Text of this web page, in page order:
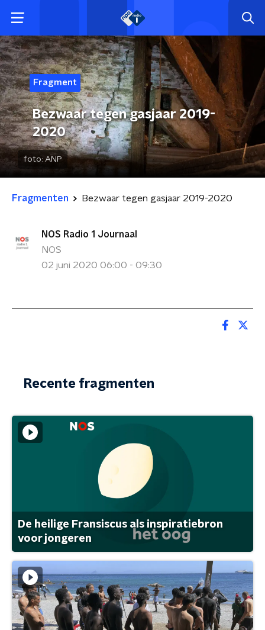
Fragment
Bezwaar tegen gasjaar 2019-
2020
foto: ANP
Fragmenten Bezwaar tegen gasjaar 2019-2020
NOS Radio 1 Journaal
NOS
02 juni 2020 06:00 - 09:30
Recente fragmenten
De heilige Fransiscus als inspiratiebron
voor jongeren